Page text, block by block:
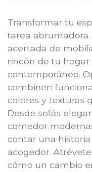
Transformar tu
tarea
acertada de
rincón de tu
contemporáneo.
combinen
colores y texturas
Desde sofás
comedor
contar una
acogedor.
cómo un cambio